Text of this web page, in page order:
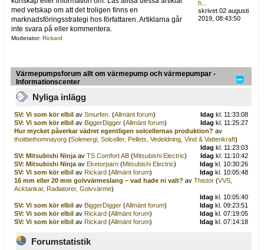
med vetskap om att det troligen finns en
marknadsföringsstrategi hos författaren. Artiklarna går
inte svara på eller kommentera.
Moderator: Rickard
h...
skrivet 02 augusti
2019, 08:43:50
Värmepumpsforum allt om värmepump och värmepumpar -
Informationscenter
Nyliga inlägg
SV: Vi som kör elbilav Smurfen. (Allmänt forum) Idag kl. 11:33:08
SV: Vi som kör elbilav BiggerDigger(Allmänt forum) Idag kl. 11:25:27
Hur mycket påverkar vädret egentligen solcellernas produktion? av
thoittiethomnayorg(Solenergi, Solceller, Pellets, Vedeldning, Vind & Vattenkraft)
Idag kl. 11:23:03
SV: Mitsubishi Ninjaav TS Comfort AB(Mitsubishi Electric) Idag kl. 11:10:42
SV: Mitsubishi Ninjaav Eketorparn(Mitsubishi Electric) Idag kl. 10:30:26
SV: Vi som kör elbilav Rickard(Allmänt forum) Idag kl. 10:05:48
16 mm eller 20 mm golvvärmeslang – vad hade ni valt? av Thistor(VVS,
Acktankar, Radiatorer, Golvvärme)
Idag kl. 10:05:40
SV: Vi som kör elbilav BiggerDigger(Allmänt forum) Idag kl. 09:23:51
SV: Vi som kör elbilav Rickard(Allmänt forum) Idag kl. 07:19:05
SV: Vi som kör elbilav Rickard(Allmänt forum) Idag kl. 07:14:18
Forumstatistik